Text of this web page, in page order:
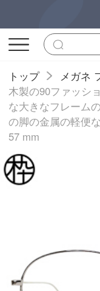
トップ
メガネ
木製の90ファッシ
な大きなフレーム
の脚の金属の軽便
57 mm